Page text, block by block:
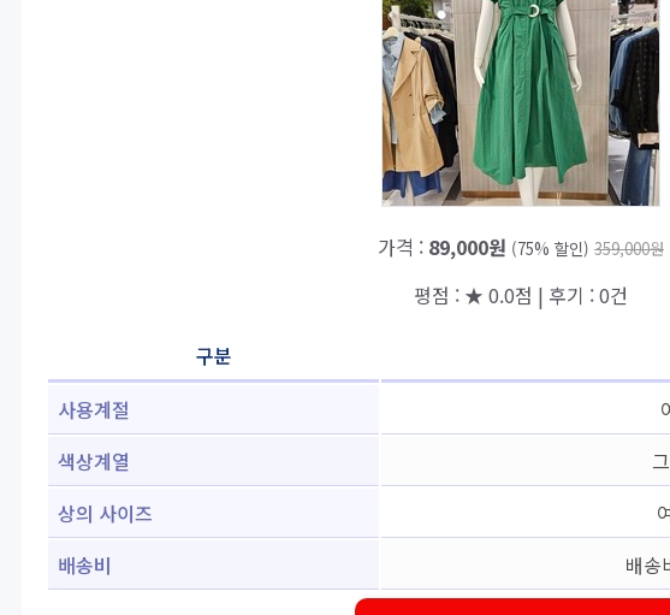
가격 : 89,000원 (75% 할인) 359,000원
평점 : ★ 0.0점 | 후기 : 0건
구분
사용계절
색상계열
상의 사이즈
배송비
배송